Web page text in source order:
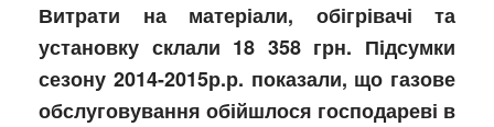
Витрати на матеріали, обігрівачі та
установку склали 18 358 грн. Підсумки
сезону 2014-2015р.р. показали, що газове
обслуговування обійшлося господареві в